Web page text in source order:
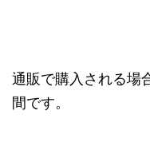
通販で購入される場
間です。